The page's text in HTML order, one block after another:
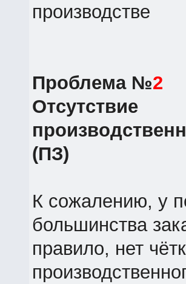
производстве
Проблема №2
Отсутствие
(ПЗ)
К сожалению, у
большинства
правило, нет